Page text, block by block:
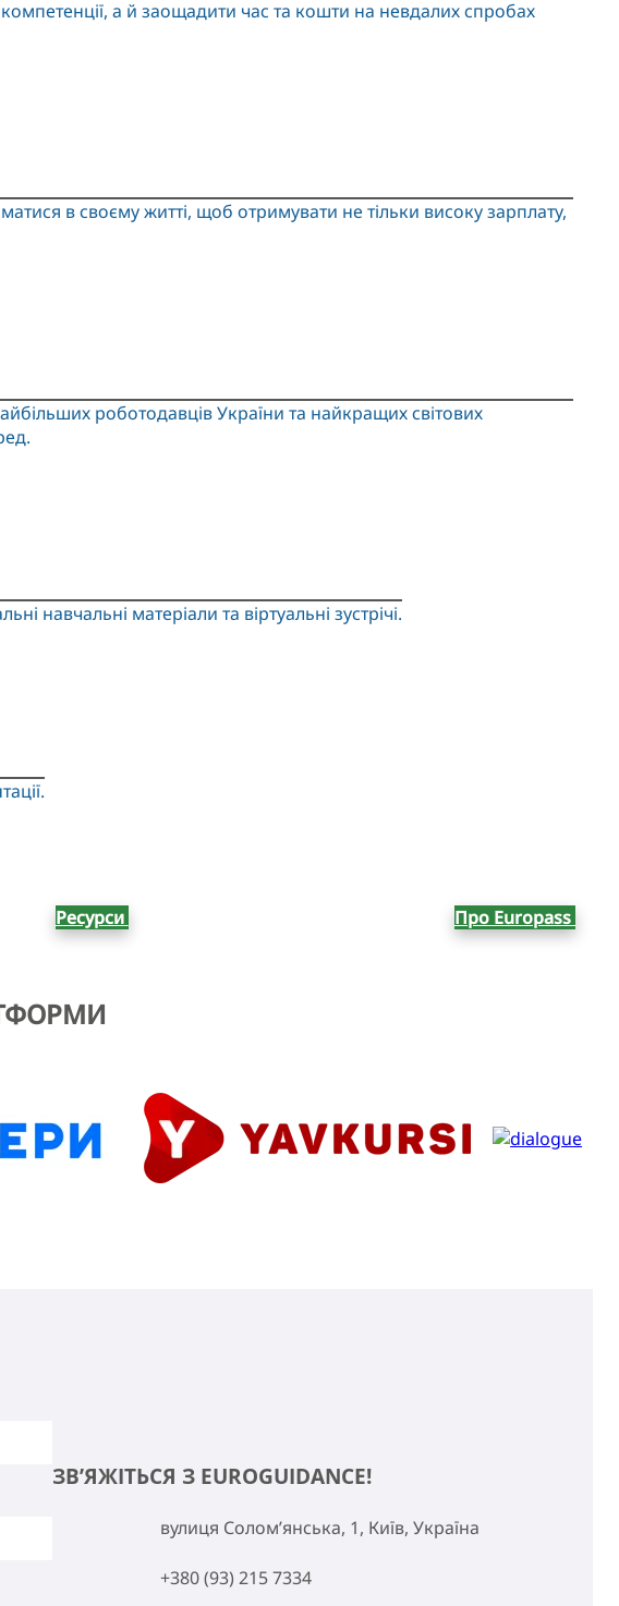
а й заощадити час та кошти на невдалих спробах
в своєму житті, щоб отримувати не тільки високу зарплату,
роботодавців України та найкращих світових
навчальні матеріали та віртуальні зустрічі.
Ресурси Про Europass
ЗВ’ЯЖІТЬСЯ З EUROGUIDANCE!
вулиця Солом’янська, 1, Київ, Україна
+380 (93) 215 7334